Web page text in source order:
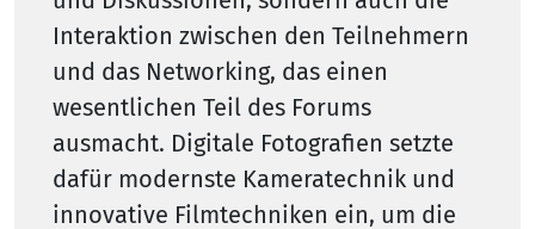
Interaktion zwischen den Teilnehmern
und das Networking, das einen
wesentlichen Teil des Forums
ausmacht. Digitale Fotografien setzte
dafür modernste Kameratechnik und
innovative Filmtechniken ein, um die